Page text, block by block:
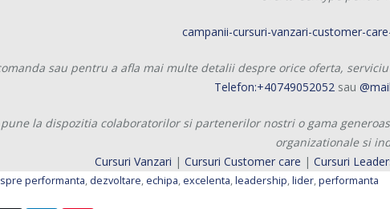
sau pentru a afla mai multe detalii despre orice oferta,
Telefon:+40749052052 sau
pune la dispozitia colaboratorilor si partenerilor nostri o gama
organizationale si
Cursuri Vanzari | Cursuri Customer care | Cursuri
performanta, dezvoltare, echipa, excelenta,leadership,lider,performanta